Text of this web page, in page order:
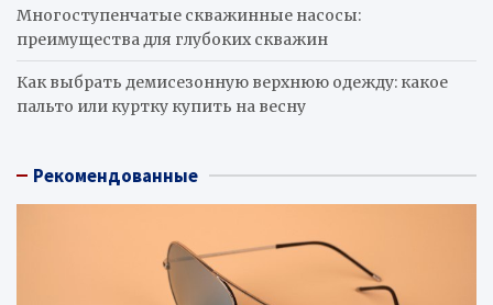
Многоступенчатые скважинные насосы:
преимущества для глубоких скважин
Как выбрать демисезонную верхнюю одежду: какое
пальто или куртку купить на весну
Рекомендованные